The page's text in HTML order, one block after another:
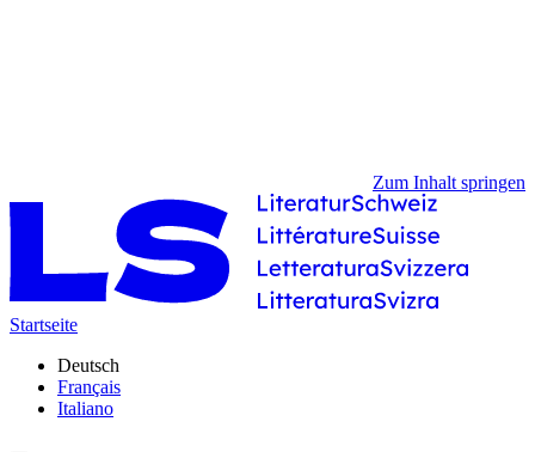
Zum Inhalt springen
Startseite
Deutsch
Français
Italiano